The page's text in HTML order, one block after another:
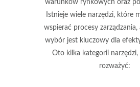
warunków rynkowych oraz
Istnieje wiele narzędzi, które
wspierać procesy zarządzania,
wybór jest kluczowy dla
Oto kilka kategorii
rozważyć: